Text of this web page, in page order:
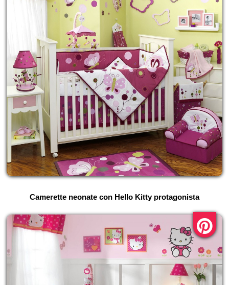
Camerette neonate con Hello Kitty protagonista